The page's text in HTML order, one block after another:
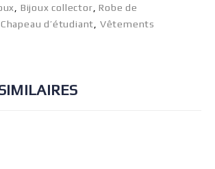
Bijoux collector ,Robe de
d’étudiant
Vêtements